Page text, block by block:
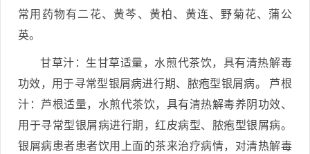
常用药物有二花、黄芩、黄柏、黄连、野菊花、蒲公
英。
甘草汁：生甘草适量，水煎代茶饮，具有清热解毒
功效，用于寻常型银屑病进行期、脓疱型银屑病。 芦根
汁：芦根适量，水煎代茶饮，具有清热解毒养阴功效、
用于寻常型银屑病进行期，红皮病型、脓疱型银屑病。
银屑病患者患者饮用上面的茶来治疗病情，对清热解毒